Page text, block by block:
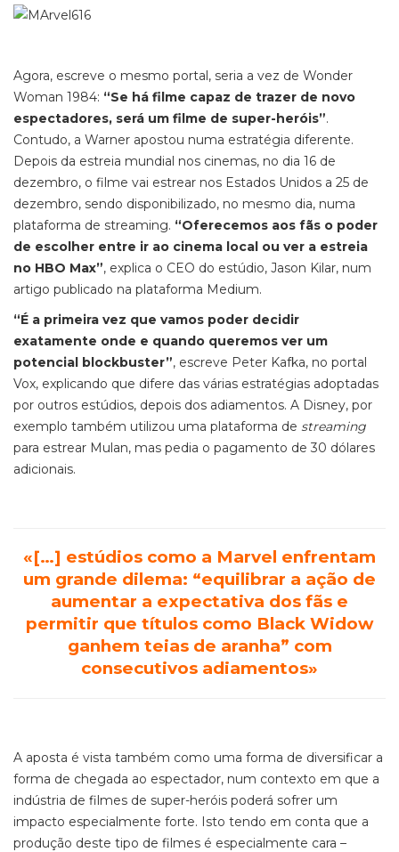
Agora, escreve o mesmo portal, seria a vez de Wonder
Woman 1984: “Se há filme capaz de trazer de novo
espectadores, será um filme de super-heróis”.
Contudo, a Warner apostou numa estratégia diferente.
Depois da estreia mundial nos cinemas, no dia 16 de
dezembro, o filme vai estrear nos Estados Unidos a 25 de
dezembro, sendo disponibilizado, no mesmo dia, numa
plataforma de streaming. “Oferecemos aos fãs o poder
de escolher entre ir ao cinema local ou ver a estreia
no HBO Max”, explica o CEO do estúdio, Jason Kilar, num
artigo publicado na plataforma Medium.
“É a primeira vez que vamos poder decidir
exatamente onde e quando queremos ver um
potencial blockbuster”, escreve Peter Kafka, no portal
Vox, explicando que difere das várias estratégias adoptadas
por outros estúdios, depois dos adiamentos. A Disney, por
exemplo também utilizou uma plataforma de streaming
para estrear Mulan, mas pedia o pagamento de 30 dólares
adicionais.
«[…] estúdios como a Marvel enfrentam
um grande dilema: “equilibrar a ação de
aumentar a expectativa dos fãs e
permitir que títulos como Black Widow
ganhem teias de aranha” com
consecutivos adiamentos»
A aposta é vista também como uma forma de diversificar a
forma de chegada ao espectador, num contexto em que a
indústria de filmes de super-heróis poderá sofrer um
impacto especialmente forte. Isto tendo em conta que a
produção deste tipo de filmes é especialmente cara –